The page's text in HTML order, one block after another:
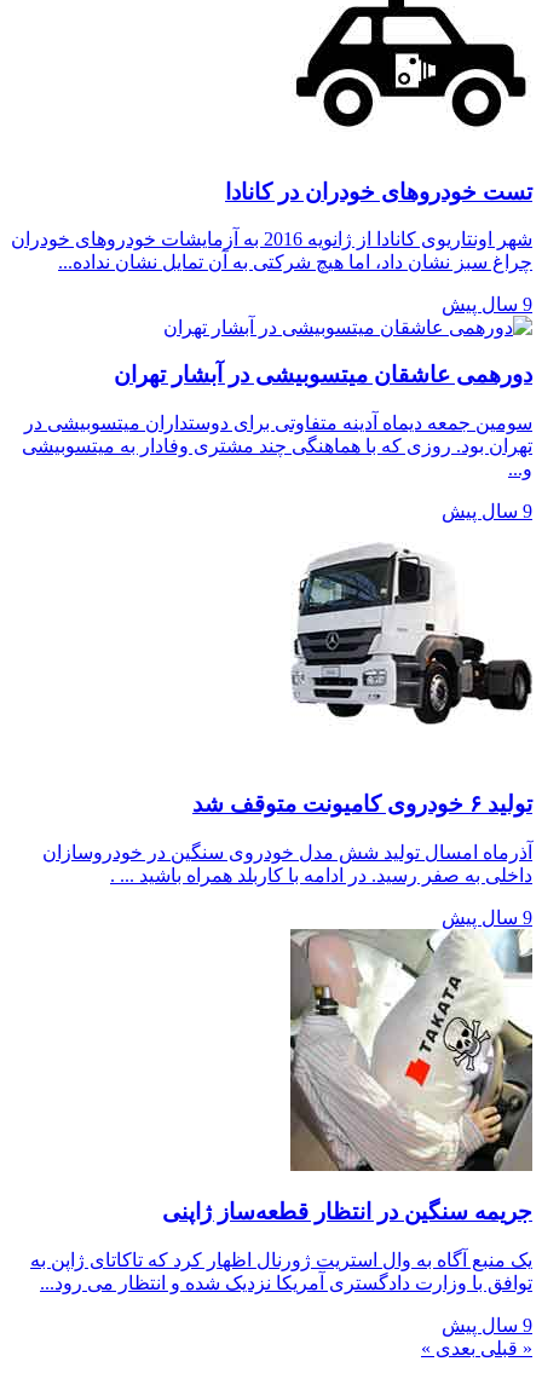
تست خودروهای خودران در کانادا
شهر اونتاریوی کانادا از ژانویه 2016 به آزمایشات خودروهای خودران
چراغ سبز نشان داد، اما هیچ شرکتی به آن تمایل نشان نداده...
9 سال پیش
دورهمی عاشقان میتسوبیشی در آبشار تهران
سومین جمعه دیماه آدینه متفاوتی برای دوستداران میتسوبیشی در
تهران بود. روزی که با هماهنگی چند مشتری وفادار به میتسوبیشی
و...
9 سال پیش
تولید ۶ خودروی کامیونت متوقف شد
آذرماه امسال تولید شش مدل خودروی سنگین در خودروسازان
داخلی به صفر رسید. در ادامه با کاربلد همراه باشید ... .
9 سال پیش
جریمه سنگین در انتظار قطعه‌ساز ژاپنی
یک منبع آگاه به وال استریت ژورنال اظهار کرد که تاکاتای ژاپن به
توافق با وزارت دادگستری آمریکا نزدیک شده و انتظار می رود...
9 سال پیش
« قبلی بعدی »